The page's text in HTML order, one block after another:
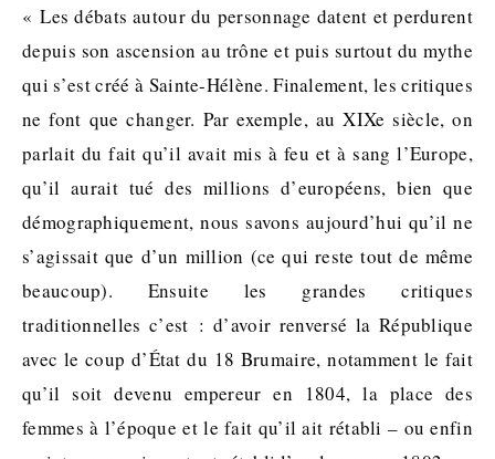
« Les débats autour du personnage datent et perdurent
depuis son ascension au trône et puis surtout du mythe
qui s’est créé à Sainte-Hélène. Finalement, les critiques
ne font que changer. Par exemple, au XIXe siècle, on
parlait du fait qu’il avait mis à feu et à sang l’Europe,
qu’il aurait tué des millions d’européens, bien que
démographiquement, nous savons aujourd’hui qu’il ne
s’agissait que d’un million (ce qui reste tout de même
beaucoup). Ensuite les grandes critiques
traditionnelles c’est : d’avoir renversé la République
avec le coup d’État du 18 Brumaire, notamment le fait
qu’il soit devenu empereur en 1804, la place des
femmes à l’époque et le fait qu’il ait rétabli – ou enfin